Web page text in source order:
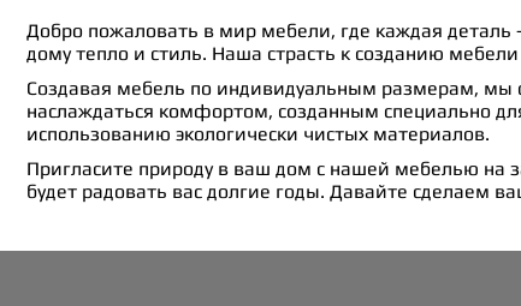
Добро пожаловать в мир мебели, где каждая деталь
дому тепло и стиль. Наша страсть к созданию
Создавая мебель по индивидуальным размерам, мы
наслаждаться комфортом, созданным специально
использованию экологически чистых материалов.
Пригласите природу в ваш дом с нашей мебелью на
будет радовать вас долгие годы. Давайте сделаем